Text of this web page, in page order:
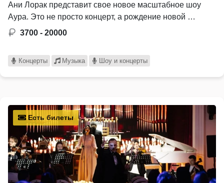
Ани Лорак представит свое новое масштабное шоу
Aура. Это не просто концерт, а рождение новой …
3700 - 20000
Концерты Музыка Шоу и концерты
Есть билеты